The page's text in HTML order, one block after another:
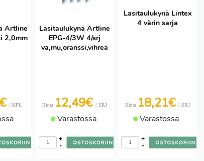
Artline
2,0mm
/ KPL
Lasitaulukynä Artline
EPG-4/3W 4/srj
va,mu,oranssi,vihreä
Hinta 12,49€/ SRJ
Varastossa
-
+
Lasitaulukynä Lintex
4 värin sarja
Hinta 18,21€/ SRJ
Varastossa
-
+